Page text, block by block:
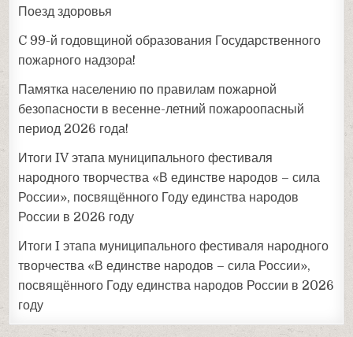
Поезд здоровья
C 99-й годовщиной образования Государственного
пожарного надзора!
Памятка населению по правилам пожарной
безопасности в весенне-летний пожароопасный
период 2026 года!
Итоги IV этапа муниципального фестиваля
народного творчества «В единстве народов – сила
России», посвящённого Году единства народов
России в 2026 году
Итоги I этапа муниципального фестиваля народного
творчества «В единстве народов – сила России»,
посвящённого Году единства народов России в 2026
году